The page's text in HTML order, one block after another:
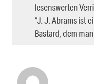
lesenswerten
“J. J. Abrams ist
Bastard, dem